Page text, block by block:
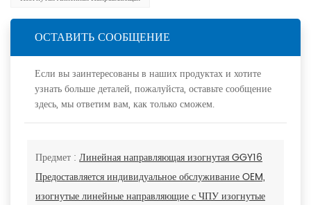
ОСТАВИТЬ СООБЩЕНИЕ
Если вы заинтересованы в наших продуктах и хотите
узнать больше деталей, пожалуйста, оставьте сообщение
здесь, мы ответим вам, как только сможем.
Предмет : Линейная направляющая изогнутая GGY16
Предоставляется индивидуальное обслуживание OEM,
изогнутые линейные направляющие с ЧПУ изогнутые